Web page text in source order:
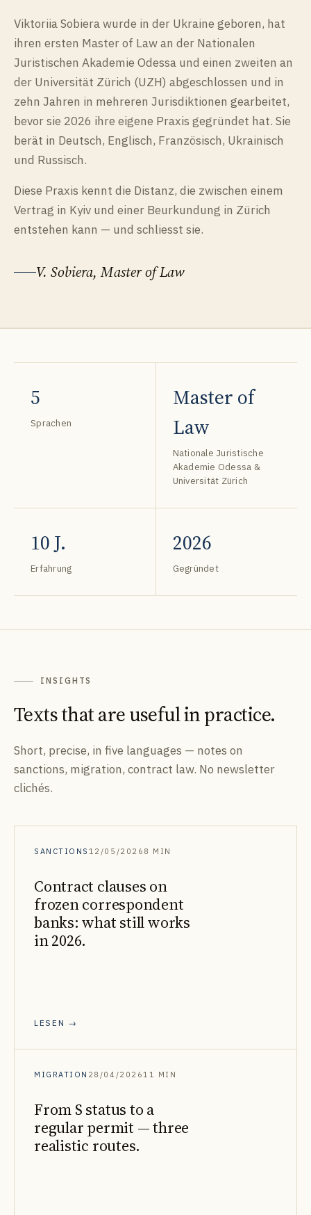
Viktoriia Sobiera wurde in der Ukraine geboren, hat
ihren ersten Master of Law an der Nationalen
Juristischen Akademie Odessa und einen zweiten an
der Universität Zürich (UZH) abgeschlossen und in
zehn Jahren in mehreren Jurisdiktionen gearbeitet,
bevor sie 2026 ihre eigene Praxis gegründet hat. Sie
berät in Deutsch, Englisch, Französisch, Ukrainisch
und Russisch.
Diese Praxis kennt die Distanz, die zwischen einem
Vertrag in Kyiv und einer Beurkundung in Zürich
entstehen kann — und schliesst sie.
V. Sobiera, Master of Law
5
Sprachen
Master of
Law
Nationale Juristische
Akademie Odessa &
Universität Zürich
10 J.
Erfahrung
2026
Gegründet
INSIGHTS
Texts that are useful in practice.
Short, precise, in five languages — notes on
sanctions, migration, contract law. No newsletter
clichés.
SANCTIONS 12/05/2026 8 MIN
Contract clauses on
frozen correspondent
banks: what still works
in 2026.
LESEN →
MIGRATION 28/04/202611 MIN
From S status to a
regular permit — three
realistic routes.